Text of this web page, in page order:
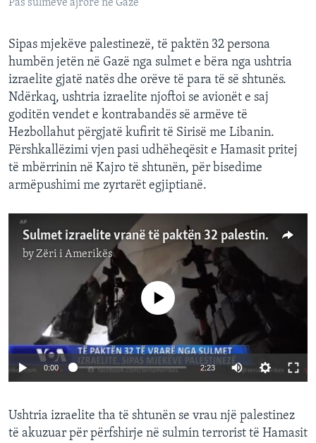
Pas sulmeve ajrore në Gazë
Sipas mjekëve palestinezë, të paktën 32 persona
humbën jetën në Gazë nga sulmet e bëra nga ushtria
izraelite gjatë natës dhe orëve të para të së shtunës.
Ndërkaq, ushtria izraelite njoftoi se avionët e saj
goditën vendet e kontrabandës së armëve të
Hezbollahut përgjatë kufirit të Sirisë me Libanin.
Përshkallëzimi vjen pasi udhëheqësit e Hamasit pritej
të mbërrinin në Kajro të shtunën, për bisedime
armëpushimi me zyrtarët egjiptianë.
Sulmet izraelite vranë të paktën 32 palestinezë, sipas mjekëve në Gazë
byZëri i Amerikës
No media source currently available
0:00 2:23
Ushtria izraelite tha të shtunën se vrau një palestinez
të akuzuar për përfshirje në sulmin terrorist të Hamasit